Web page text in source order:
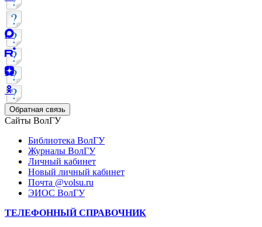
Обратная связь
Сайты ВолГУ
Библиотека ВолГУ
Журналы ВолГУ
Личный кабинет
Новый личный кабинет
Почта @volsu.ru
ЭИОС ВолГУ
ТЕЛЕФОННЫЙ СПРАВОЧНИК